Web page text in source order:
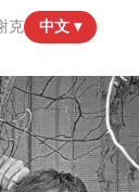
克 中文 ▾